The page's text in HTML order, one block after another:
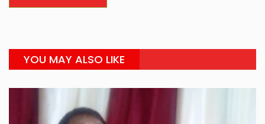
YOU MAY ALSO LIKE